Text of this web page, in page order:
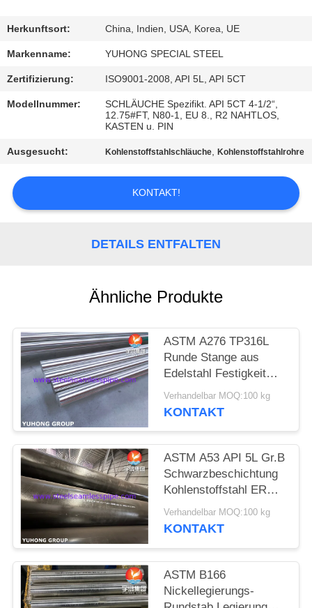
SIE
MIT
UNS
IN
VERBINDUNG
SIE EIN
ZITAT
SITEMAP
PRIVACY
POLICY
Herkunftsort: China, Indien, USA, Korea, UE
Markenname: YUHONG SPECIAL STEEL
Zertifizierung: ISO9001-2008, API 5L, API 5CT
Modellnummer:
SCHLÄUCHE Spezifikt. API 5CT 4-1/2“,
12.75#FT, N80-1, EU 8., R2 NAHTLOS,
KASTEN u. PIN
Ausgesucht: Kohlenstoffstahlschläuche,Kohlenstoffstahlrohre
KONTAKT!
DETAILS ENTFALTEN
Ähnliche Produkte
ASTM A276 TP316L
Runde Stange aus
Edelstahl Festigkeit
und
Korrosionsbeständigkeit
Verhandelbar MOQ:100 kg
KONTAKT
ASTM A53 API 5L Gr.B
Schwarzbeschichtung
Kohlenstoffstahl ERW-
Rohre für
Rohrleitungsgeräte
Verhandelbar MOQ:100 kg
KONTAKT
ASTM B166
Nickellegierungs-